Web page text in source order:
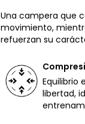
Una campera que
movimiento,
refuerzan su
Equilibrio
libertad,